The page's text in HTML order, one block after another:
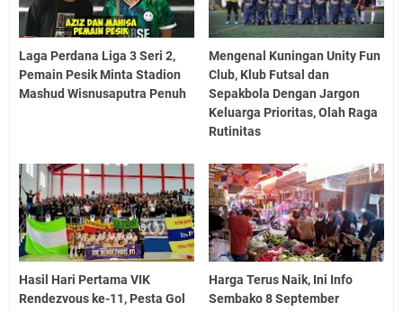
Laga Perdana Liga 3 Seri 2,
Pemain Pesik Minta Stadion
Mashud Wisnusaputra Penuh
Mengenal Kuningan Unity Fun
Club, Klub Futsal dan
Sepakbola Dengan Jargon
Keluarga Prioritas, Olah Raga
Rutinitas
Hasil Hari Pertama VIK
Rendezvous ke-11, Pesta Gol
Harga Terus Naik, Ini Info
Sembako 8 September